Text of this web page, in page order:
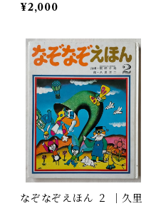
¥2,000
なぞなぞえほん ２ ｜久里